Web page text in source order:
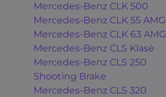
Mercedes-Benz CLK 500
Mercedes-Benz CLK 55 AMG
Mercedes-Benz CLK 63 AMG
Mercedes-Benz CLS Klasė
Mercedes-Benz CLS 250
Shooting Brake
Mercedes-Benz CLS 320